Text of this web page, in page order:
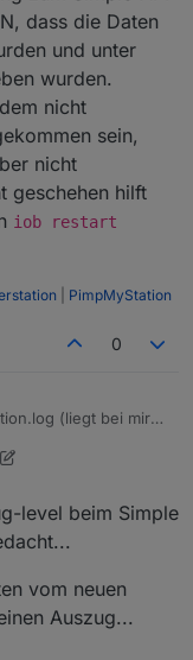
dass die Daten
und unter
wurden.
nicht
sein,
nicht
geschehen hilft
iob restart
PimpMyStation
0
(liegt bei mir
Api-Adapter auf
des Skripts zum
sind die
angelegt worden?
Dez. 2026, 14:20
level beim Simple
vom neuen
Auszug...